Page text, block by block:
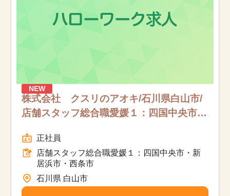
NEW
株式会社 クスリのアオキ/石川県白山市/
店舗スタッフ総合職愛媛１：四国中央市・
正社員
店舗スタッフ総合職愛媛１：四国中央市・新
居浜市・西条市
石川県 白山市